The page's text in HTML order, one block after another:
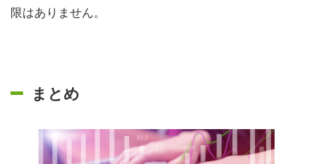
限はありません。
まとめ